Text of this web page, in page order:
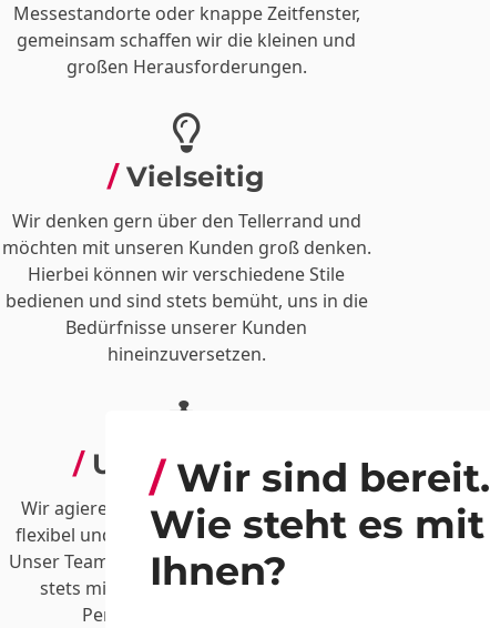
Messestandorte oder knappe Zeitfenster,
gemeinsam schaffen wir die kleinen und
großen Herausforderungen.
Vielseitig
Wir denken gern über den Tellerrand und
möchten mit unseren Kunden groß denken.
Hierbei können wir verschiedene Stile
bedienen und sind stets bemüht, uns in die
Bedürfnisse unserer Kunden
hineinzuversetzen.
Unkompliziert
Wir agieren in unseren Arbeitsschritten
flexibel und mit großer Aufmerksamkeit.
Unser Team ist erfahren und geschult, um
stets mit einer lösungsorientierten
Perspektive vorzugehen.
Wir sind bereit.
Wie steht es mit
Ihnen?